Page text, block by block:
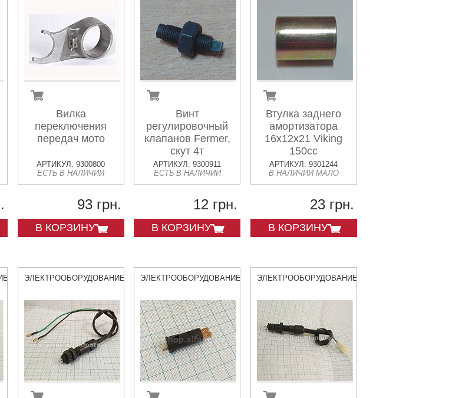
Вилка
переключения
передач мото
АРТИКУЛ: 9300800
ЕСТЬ В НАЛИЧИИ
93 грн.
В КОРЗИНУ
Винт
регулировочный
клапанов Fermer,
скут 4т
АРТИКУЛ: 9300911
ЕСТЬ В НАЛИЧИИ
12 грн.
В КОРЗИНУ
Втулка заднего
амортизатора
16x12x21 Viking
150cc
АРТИКУЛ: 9301244
В НАЛИЧИИ МАЛО
23 грн.
В КОРЗИНУ
ЭЛЕКТРООБОРУДОВАНИЕ ЭЛЕКТРООБОРУДОВАНИЕ ЭЛЕКТРООБОРУДОВАНИЕ